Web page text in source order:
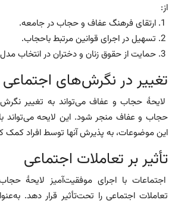
از:
تغییر در نگرش‌های اجتماعی
لایحهٔ حجاب و عفاف می‌تواند به تغییر
حجاب و عفاف منجر شود. این لایحه می‌تواند
این موضوعات، به پذیرش آنها توسط افراد کمک
تأثیر بر تعاملات اجتماعی
اجتماعات با اجرای موفقیت‌آمیز لایحهٔ
تعاملات اجتماعی را تحت‌تأثیر قرار دهد.